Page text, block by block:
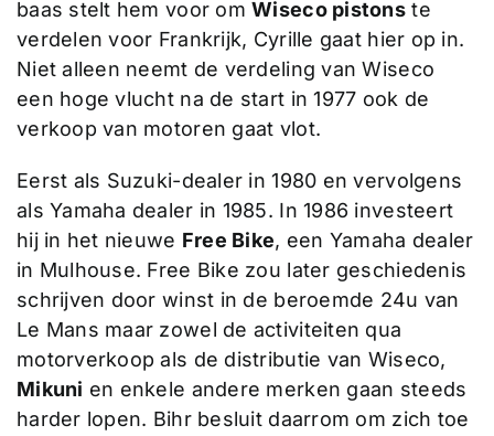
baas stelt hem voor omWiseco pistonste
verdelen voor Frankrijk, Cyrille gaat hier op in.
Niet alleen neemt de verdeling van Wiseco
een hoge vlucht na de start in 1977 ook de
verkoop van motoren gaat vlot.
Eerst als Suzuki-dealer in 1980 en vervolgens
als Yamaha dealer in 1985. In 1986 investeert
hij in het nieuwe Free Bike, een Yamaha dealer
in Mulhouse. Free Bike zou later geschiedenis
schrijven door winst in de beroemde 24u van
Le Mans maar zowel de activiteiten qua
motorverkoop als de distributie van Wiseco,
Mikuni en enkele andere merken gaan steeds
harder lopen. Bihr besluit daarrom om zich toe